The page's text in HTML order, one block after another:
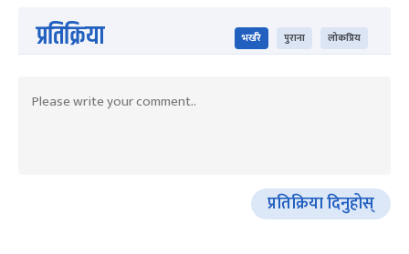
प्रतिक्रिया भर्खरै पुराना लोकप्रिय
प्रतिक्रिया दिनुहोस्